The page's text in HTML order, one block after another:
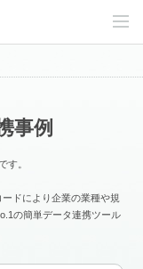
C
n
e
事例
す。
ードにより企業の業種や規
の簡単データ連携ツール